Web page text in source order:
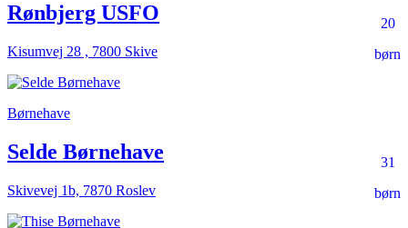
20
børn
Rønbjerg USFO
Kisumvej 28 , 7800 Skive
Børnehave
31
børn
Selde Børnehave
Skivevej 1b, 7870 Roslev